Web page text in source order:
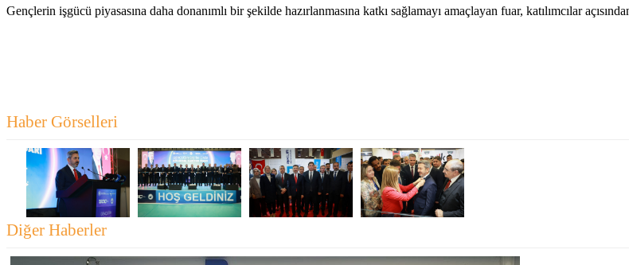
Gençlerin işgücü piyasasına daha donanımlı bir şekilde hazırlanmasına katkı sağlamayı amaçlayan fuar, katılımcılar
Haber Görselleri
Diğer Haberler